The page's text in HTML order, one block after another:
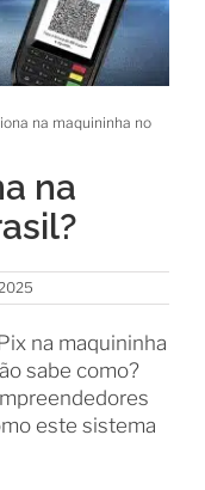
na maquininha no
na
na maquininha
sabe como?
este sistema